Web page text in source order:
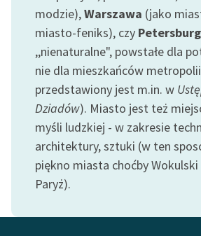
niepełnosprawnościami
Feministyczne inspiracje.
Popularyzacja
skandynawskiej literatury
feministycznej
Ręce pełne poezji
Kolekcje edukacyjne
twórców przechodzących
do domeny publicznej,
lektur szkolnych oraz
modzie),Warszawa (jako
miasto-feniks), czy Petersburg
,,nienaturalne", powstałe dla
nie dla mieszkańców
przedstawiony jest m.in. w
Dziadów). Miasto jest też
myśli ludzkiej - w zakresie
architektury, sztuki (w ten
piękno miasta choćby
Paryż).